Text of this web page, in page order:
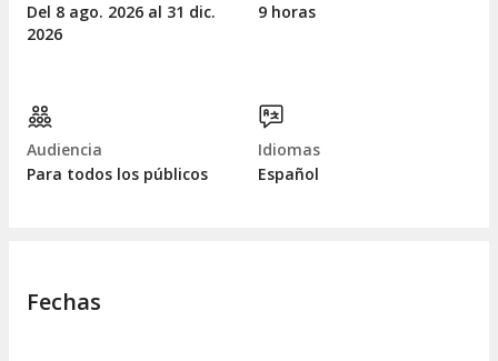
Del 8 ago. 2026 al 31 dic.
2026
9 horas
Audiencia
Para todos los públicos
Idiomas
Español
Fechas